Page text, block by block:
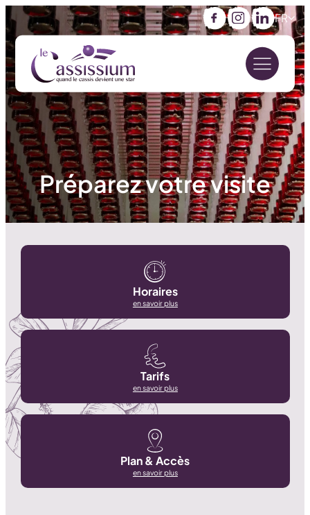
FacebookInstagramLinkedIn
FR
Préparez votre visite
Horaires
en savoir plus
Tarifs
en savoir plus
Plan & Accès
en savoir plus